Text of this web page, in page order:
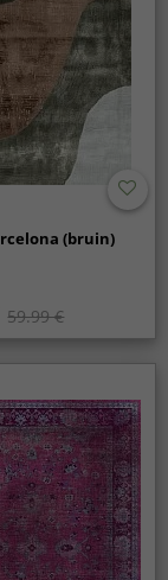
(bruin)
59.99 €